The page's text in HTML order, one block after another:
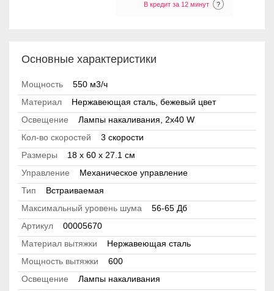
В кредит за 12 минут ?
Основные характеристики
Мощность
550 м3/ч
Материал
Нержавеющая сталь, бежевый цвет
Освещение
Лампы накаливания, 2x40 W
Кол-во скоростей
3 скорости
Размеры
18 x 60 x 27.1 см
Управление
Механическое управление
Тип
Встраиваемая
Максимальный уровень шума
56-65 Дб
Артикул
00005670
Материал вытяжки
Нержавеющая сталь
Мощность вытяжки
600
Освещение
Лампы накаливания